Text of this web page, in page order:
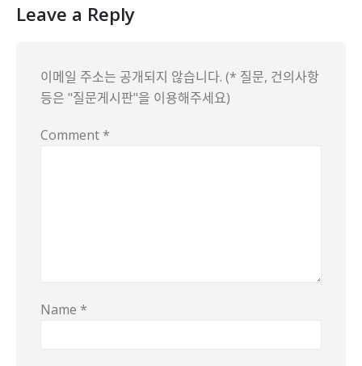
Leave a Reply
이메일 주소는 공개되지 않습니다. (* 질문, 건의사항
등은 "질문게시판"을 이용해주세요)
Comment *
Name *